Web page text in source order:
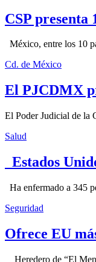
CSP presenta
México, entre los 10
Cd. de México
El PJCDMX
El Poder Judicial de la
Salud
Estados
Ha enfermado a 345
Seguridad
Ofrece EU
Heredero de “El